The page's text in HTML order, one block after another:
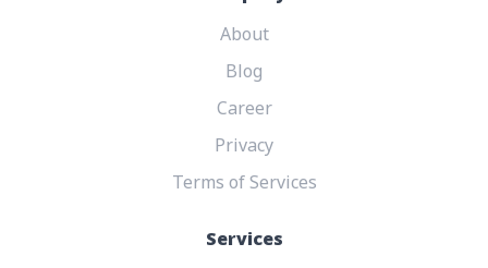
About
Blog
Career
Privacy
Terms of Services
Services